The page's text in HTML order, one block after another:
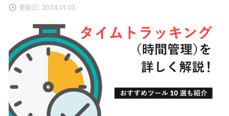
更新日: 2024.01.03